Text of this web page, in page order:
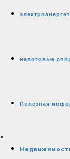
налоговые
Полезная
×